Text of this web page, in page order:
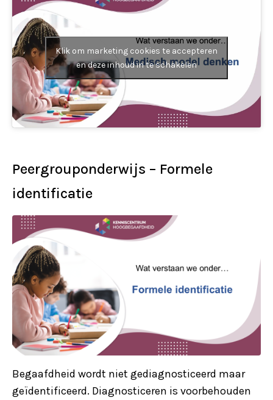
Klik om marketing cookies te accepteren
en deze inhoud in te schakelen
Peergrouponderwijs – Formele
identificatie
Begaafdheid wordt niet gediagnosticeerd maar
geïdentificeerd. Diagnosticeren is voorbehouden